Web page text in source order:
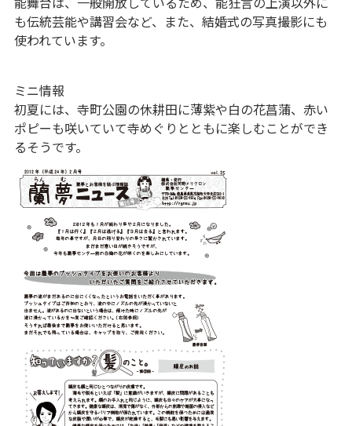
も伝統芸能や講習会など、また、結婚式の写真撮影にも
使われています。
ミニ情報
初夏には、寺町公園の休耕田に薄紫や白の花菖蒲、赤い
ポピーも咲いていて寺めぐりとともに楽しむことができ
るそうです。